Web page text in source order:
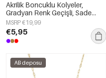
Akrilik Boncuklu Kolyeler,
Gradyan Renk Geçişli, Sade
Günlük Seri, Kadın Takıları
MSRP €19,99
€5,95
AB deposu